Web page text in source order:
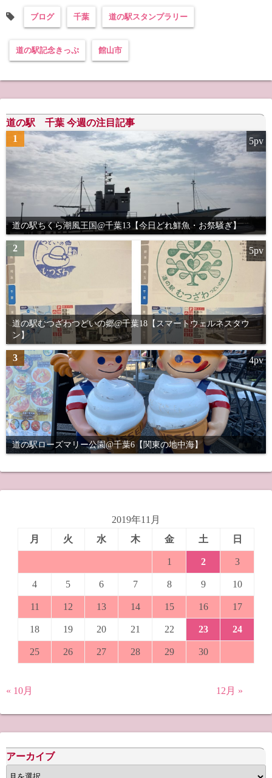
ブログ 千葉 道の駅スタンプラリー
道の駅記念きっぷ 館山市
道の駅 千葉 今週の注目記事
1
道の駅ちくら潮風王国@千葉13【今日どれ鮮魚・お祭騒ぎ】
5pv
2
道の駅むつざわつどいの郷@千葉18【スマートウェルネスタウ
ン】
5pv
3
道の駅ローズマリー公園@千葉6【関東の地中海】
4pv
2019年11月
月
火 水 木 金 土 日
1 2 3
4 5 6 7 8 9 10
11 12 13 14 15 16 17
18 19 20 21 22 23 24
25 26 27 28 29 30
« 10月 12月 »
アーカイブ
ア